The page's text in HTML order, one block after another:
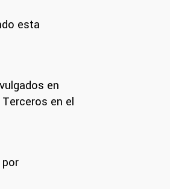
esta
en
en el